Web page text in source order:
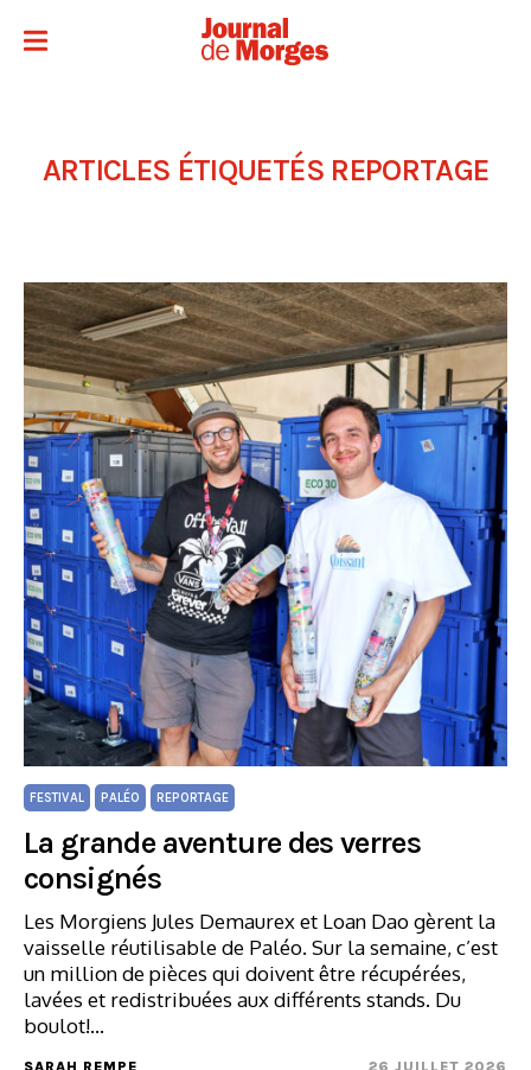
ARTICLES ÉTIQUETÉS REPORTAGE
FESTIVAL PALÉO REPORTAGE
La grande aventure des verres
consignés
Les Morgiens Jules Demaurex et Loan Dao gèrent la
vaisselle réutilisable de Paléo. Sur la semaine, c’est
un million de pièces qui doivent être récupérées,
lavées et redistribuées aux différents stands. Du
boulot!…
SARAH REMPE 26 JUILLET 2026